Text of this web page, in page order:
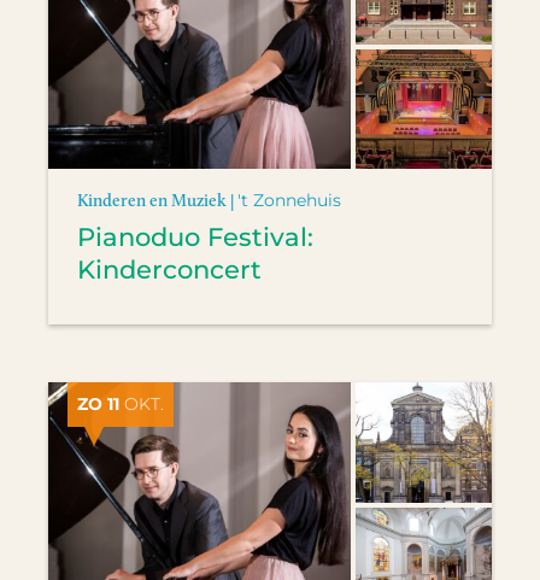
Kinderen en Muziek | 't Zonnehuis
Pianoduo Festival:
Kinderconcert
ZO 11 OKT.